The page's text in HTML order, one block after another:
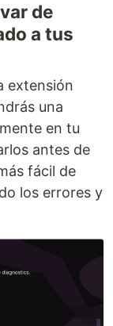
de
a tus
extensión
una
en tu
antes de
fácil de
los errores y